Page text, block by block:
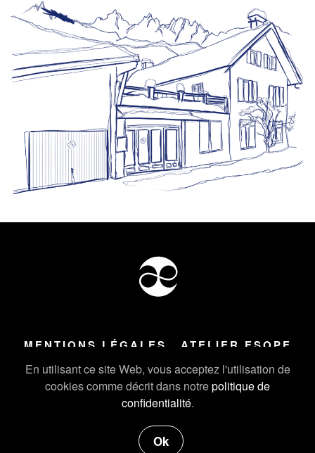
En utilisant ce site Web, vous acceptez l'utilisation de
cookies comme décrit dans notrepolitique de
confidentialité.
Ok
MENTIONS LÉGALES ATELIER ESOPE